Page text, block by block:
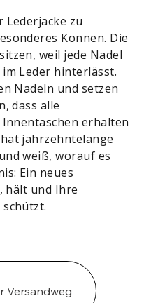
zu
Können. Die
weil jede Nadel
Leder hinterlässt.
Nadeln und setzen
dass alle
erhalten
jahrzehntelange
weiß, worauf es
Ein neues
hält und Ihre
Versandweg